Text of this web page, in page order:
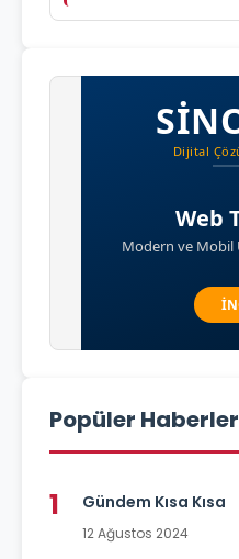
Popüler Haberler
1 Gündem Kısa Kısa
12 Ağustos 2024